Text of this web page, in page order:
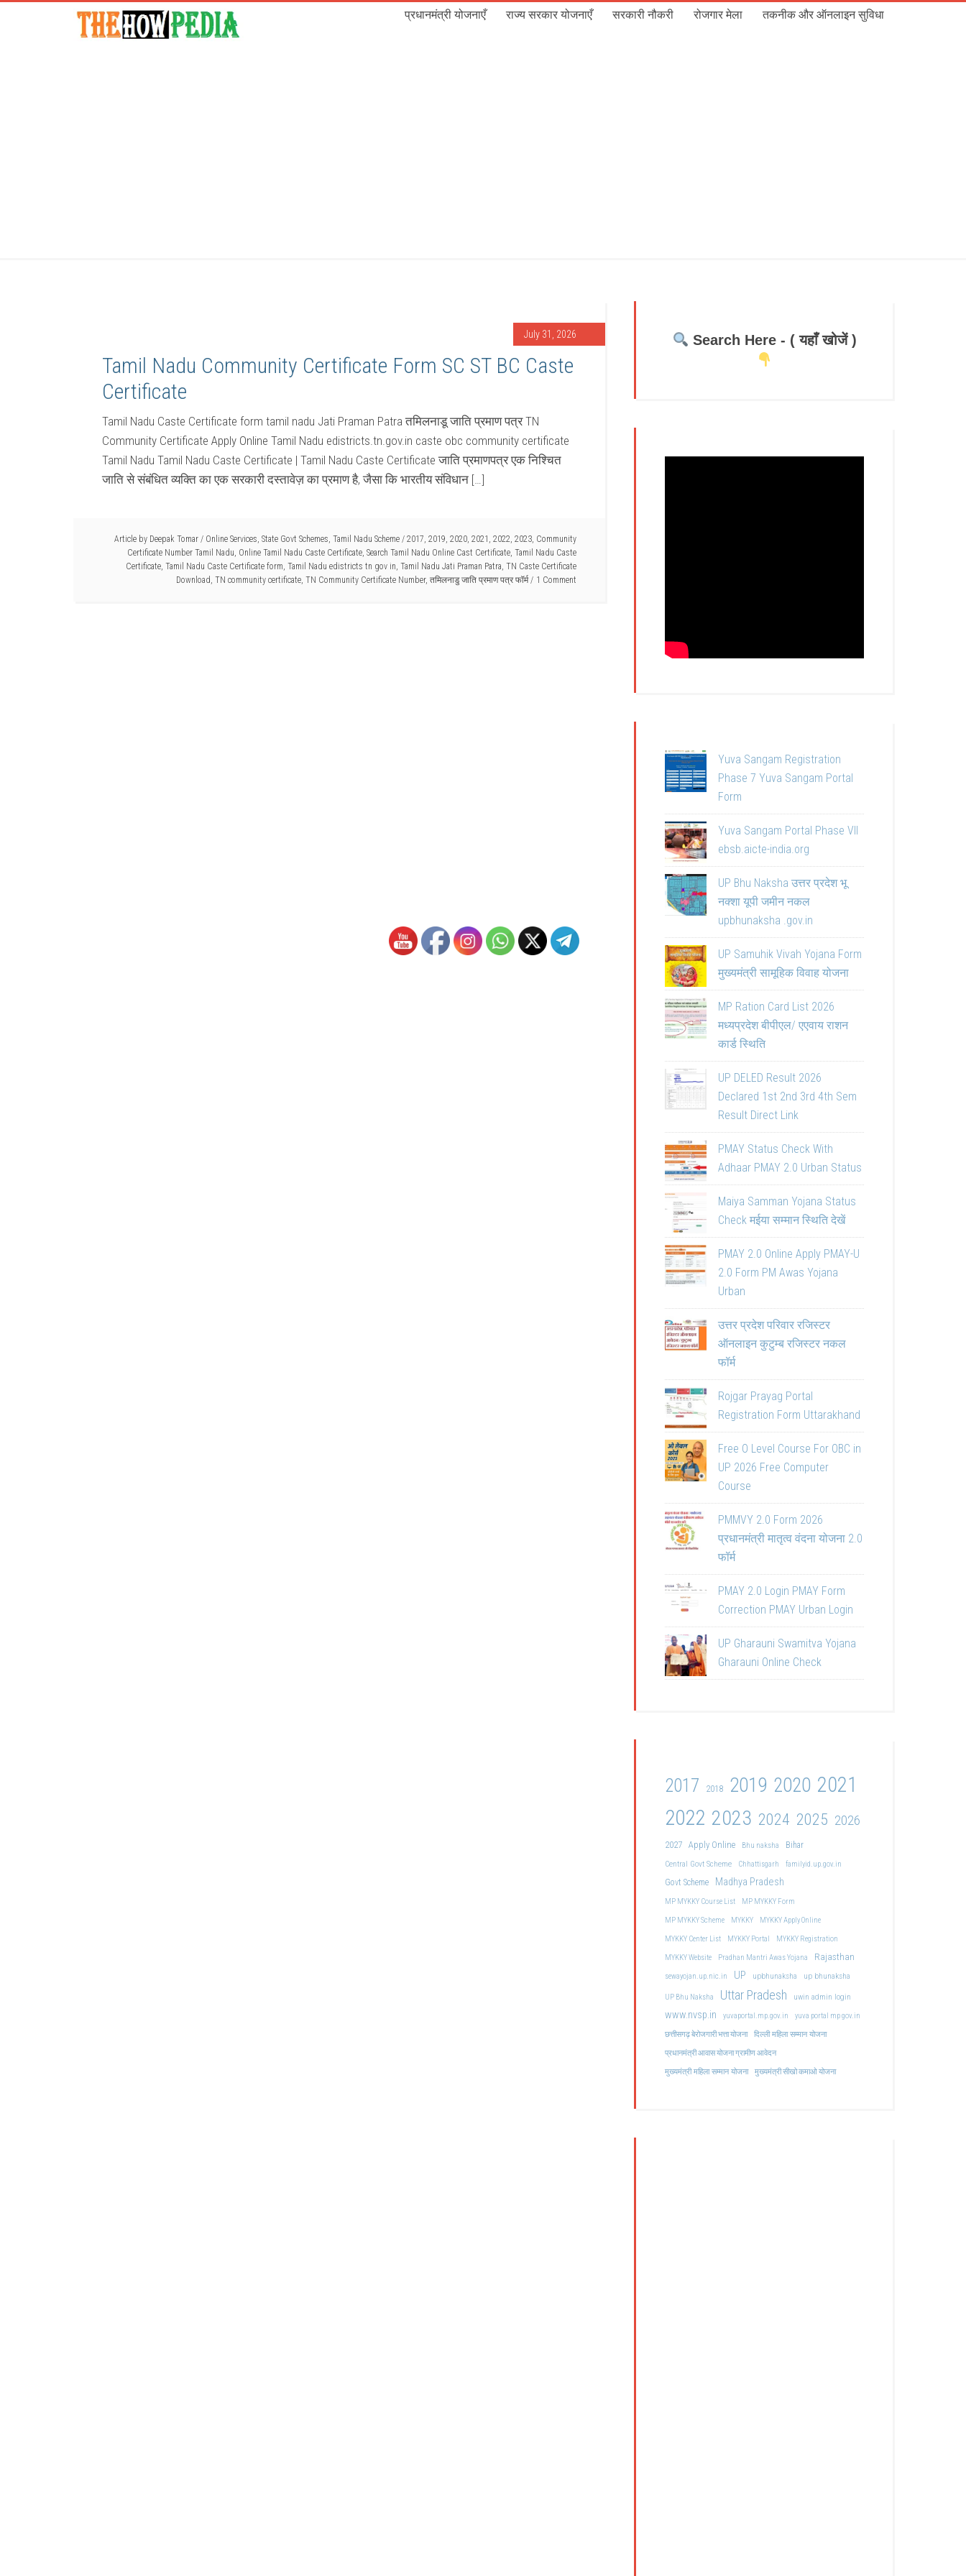
प्रधानमंत्री योजनाएँ राज्य सरकार योजनाएँ सरकारी नौकरी रोजगार मेला तकनीक और ऑनलाइन सुविधा
July 31, 2026
Tamil Nadu Community Certificate Form SC ST BC Caste
Certificate
Tamil Nadu Caste Certificate form tamil nadu Jati Praman Patra तमिलनाडू जाति प्रमाण पत्र TN
Community Certificate Apply Online Tamil Nadu edistricts.tn.gov.in caste obc community certificate
Tamil Nadu Tamil Nadu Caste Certificate | Tamil Nadu Caste Certificate जाति प्रमाणपत्र एक निश्चित
जाति से संबंधित व्यक्ति का एक सरकारी दस्तावेज़ का प्रमाण है, जैसा कि भारतीय संविधान […]
Article by Deepak Tomar / Online Services, State Govt Schemes, Tamil Nadu Scheme / 2017, 2019, 2020, 2021 , 2022, 2023, Community
Certificate Number Tamil Nadu, Online Tamil Nadu Caste Certificate, Search Tamil Nadu Online Cast Certificate, Tamil Nadu Caste
Certificate, Tamil Nadu Caste Certificate form, Tamil Nadu edistricts tn gov in, Tamil Nadu Jati Praman Patra, TN Caste Certificate
Download, TN community certificate, TN Community Certificate Number, तमिलनाडु जाति प्रमाण पत्र फॉर्म 1 Comment
Search Here - ( यहाँ खोजें )
Yuva Sangam Registration
Phase 7 Yuva Sangam Portal
Form
Yuva Sangam Portal Phase VII
ebsb.aicte-india.org
UP Bhu Naksha उत्तर प्रदेश भू
नक्शा यूपी जमीन नकल
upbhunaksha .gov.in
UP Samuhik Vivah Yojana Form
मुख्यमंत्री सामूहिक विवाह योजना
MP Ration Card List 2026
मध्यप्रदेश बीपीएल/ एएवाय राशन
कार्ड स्थिति
UP DELED Result 2026
Declared 1st 2nd 3rd 4th Sem
Result Direct Link
PMAY Status Check With
Adhaar PMAY 2.0 Urban Status
Maiya Samman Yojana Status
Check मईया सम्मान स्थिति देखें
PMAY 2.0 Online Apply PMAY-U
2.0 Form PM Awas Yojana
Urban
उत्तर प्रदेश परिवार रजिस्टर
ऑनलाइन कुटुम्ब रजिस्टर नकल
फॉर्म
Rojgar Prayag Portal
Registration Form Uttarakhand
Free O Level Course For OBC in
UP 2026 Free Computer
Course
PMMVY 2.0 Form 2026
प्रधानमंत्री मातृत्व वंदना योजना 2.0
फॉर्म
PMAY 2.0 Login PMAY Form
Correction PMAY Urban Login
UP Gharauni Swamitva Yojana
Gharauni Online Check
2017 2018 2019 2020 2021
2022 2023 2024 2025 2026
2027 Apply Online Bhu naksha
Bihar
Central Govt Scheme
Chhattisgarh familyid.up.gov.in
Govt Scheme Madhya Pradesh
MP MYKKY Course List
MP MYKKY Form
MP MYKKY Scheme
MYKKY
MYKKY Apply Online
MYKKY Center List
MYKKY Portal
MYKKY Registration
MYKKY Website
Pradhan Mantri Awas Yojana Rajasthan
sewayojan.up.nic.in UP upbhunaksha up bhunaksha
UP Bhu Naksha Uttar Pradesh uwin admin login
www.nvsp.in yuvaportal.mp.gov.in
yuva portal mp gov.in
छत्तीसगढ़ बेरोजगारी भत्ता योजना
दिल्ली महिला सम्मान योजना
प्रधानमंत्री आवास योजना ग्रामीण आवेदन
मुख्यमंत्री महिला सम्मान योजना मुख्यमंत्री सीखो कमाओ योजना